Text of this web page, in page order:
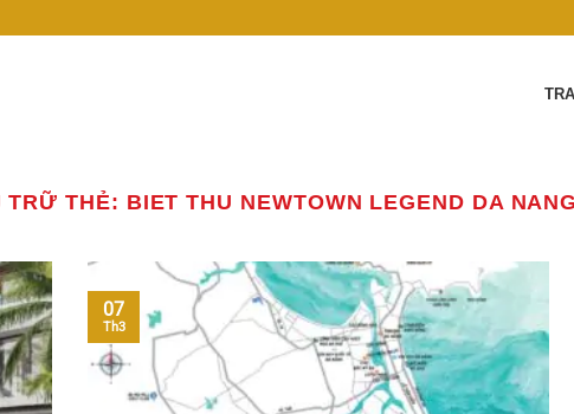
TRỮ THẺ: BIET THU NEWTOWN LEGEND DA NANG
07
Th3